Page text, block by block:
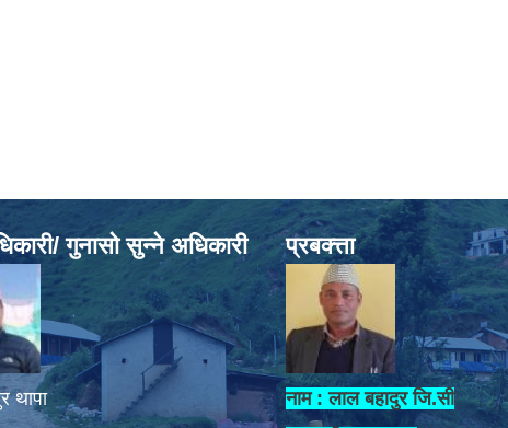
गुनासो सुन्ने अधिकारी
थापा
प्रबक्त्ता
नाम : लाल बहादुर जि.सी